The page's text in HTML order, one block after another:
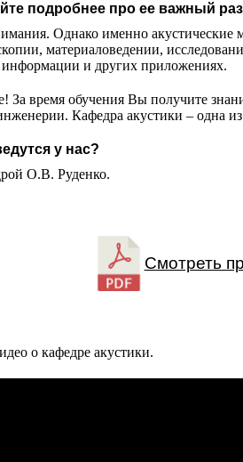
подробнее про ее важный
Однако именно
материаловедении,
информации и других приложениях.
За время обучения Вы получите
Кафедра акустики – одна
у нас?
О.В. Руденко.
Смотреть
о кафедре акустики.